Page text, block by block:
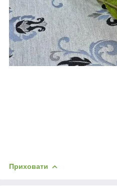
Приховати